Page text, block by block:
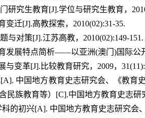
研究生教育[J].学位与研究生教育，
迁[J].高教探索，2010(02):31-35.
与对策[J].江苏高教，2010(02):149-151.
发展特点简析——以亚洲(澳门)国际公
变革[J].比较教育研究，2009，
中国地方教育史志研究会、《教育
族教育等）[C].中国地方教育史志研
的初兴[A]. 中国地方教育史志研究